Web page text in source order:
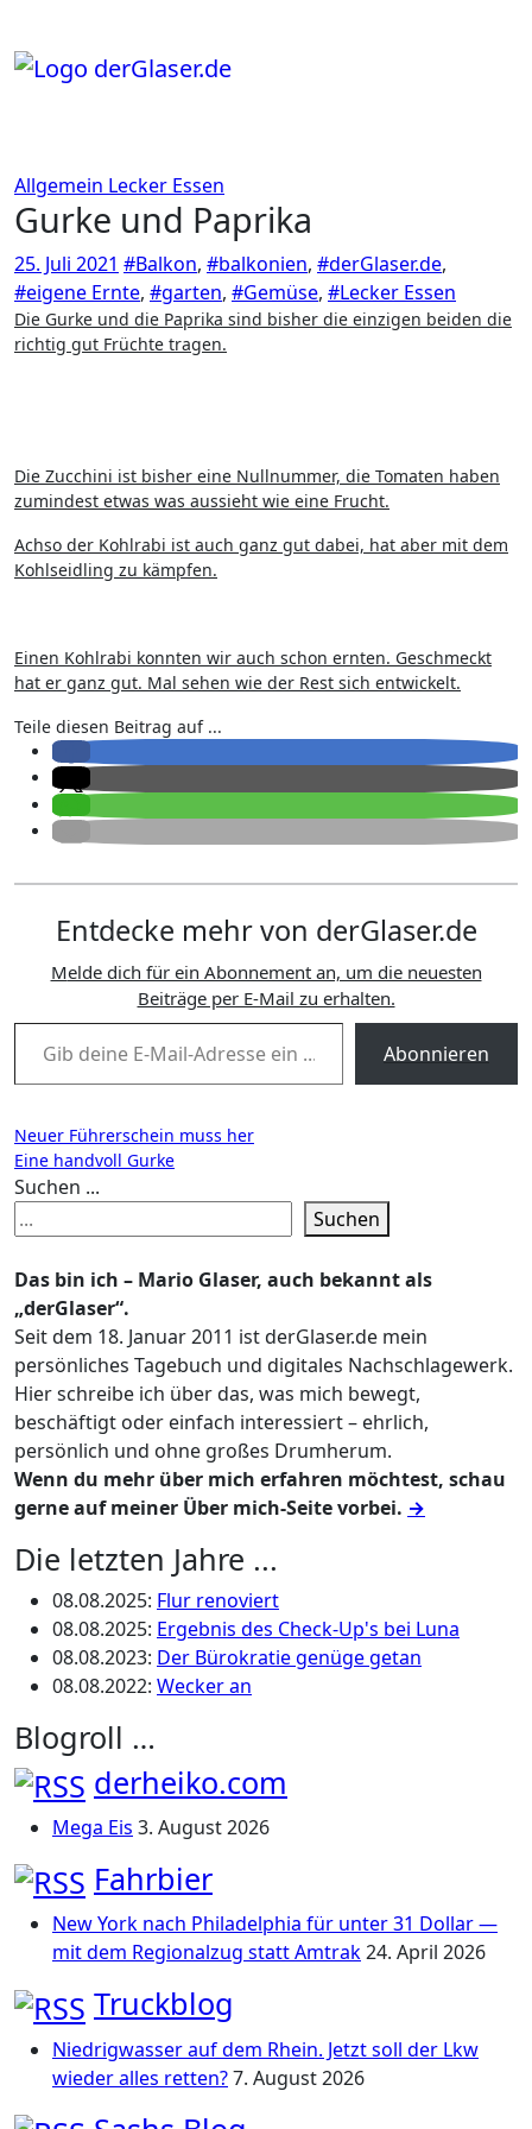
springen
Allgemein Lecker Essen
Gurke und Paprika
25. Juli 2021 #Balkon, #balkonien, #derGlaser.de,
#eigene Ernte, #garten, #Gemüse, #Lecker Essen
Die Gurke und die Paprika sind bisher die einzigen beiden die
richtig gut Früchte tragen.
Die Zucchini ist bisher eine Nullnummer, die Tomaten haben
zumindest etwas was aussieht wie eine Frucht.
Achso der Kohlrabi ist auch ganz gut dabei, hat aber mit dem
Kohlseidling zu kämpfen.
Einen Kohlrabi konnten wir auch schon ernten. Geschmeckt
hat er ganz gut. Mal sehen wie der Rest sich entwickelt.
Teile diesen Beitrag auf ...
Entdecke mehr von derGlaser.de
Melde dich für ein Abonnement an, um die neuesten
Beiträge per E-Mail zu erhalten.
Gib deine E-Mail-Adresse ein ...
Abonnieren
Beitragsnavigation
Neuer Führerschein muss her
Eine handvoll Gurke
Suchen ...
Suchen
Das bin ich – Mario Glaser, auch bekannt als
„derGlaser“.
Seit dem 18. Januar 2011 ist derGlaser.de mein
persönliches Tagebuch und digitales Nachschlagewerk.
Hier schreibe ich über das, was mich bewegt,
beschäftigt oder einfach interessiert – ehrlich,
persönlich und ohne großes Drumherum.
Wenn du mehr über mich erfahren möchtest, schau
gerne auf meiner Über mich-Seite vorbei. →
Die letzten Jahre ...
08.08.2025: Flur renoviert
08.08.2025: Ergebnis des Check-Up's bei Luna
08.08.2023: Der Bürokratie genüge getan
08.08.2022: Wecker an
Blogroll …
derheiko.com
Mega Eis 3. August 2026
Fahrbier
New York nach Philadelphia für unter 31 Dollar —
mit dem Regionalzug statt Amtrak24. April 2026
Truckblog
Niedrigwasser auf dem Rhein. Jetzt soll der Lkw
wieder alles retten?7. August 2026